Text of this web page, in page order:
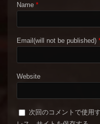
Name *
Email(will not be published)
Website
次回のコメントで使用